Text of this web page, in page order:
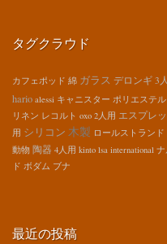
タグクラウド
カフェポッド 綿 ガラス デロンギ 3
hario alessi キャニスター ポリエステル
リネン レコルト oxo 2人用 エスプレ
用 シリコン 木製 ロールストランド
動物 陶器 4人用 kinto lsa international ナ
ド ボダム ブナ
最近の投稿